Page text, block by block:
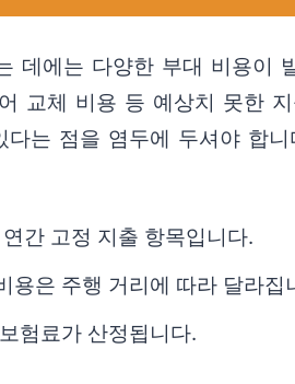
데에는 다양한 부대 비용이
교체 비용 등 예상치 못한
는 점을 염두에 두셔야 합
간 고정 지출 항목입니다.
용은 주행 거리에 따라 달라집
험료가 산정됩니다.